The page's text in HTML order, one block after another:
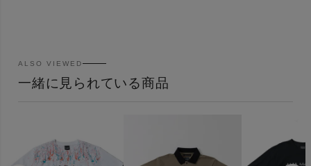
ALSO VIEWED
一緒に見られている商品